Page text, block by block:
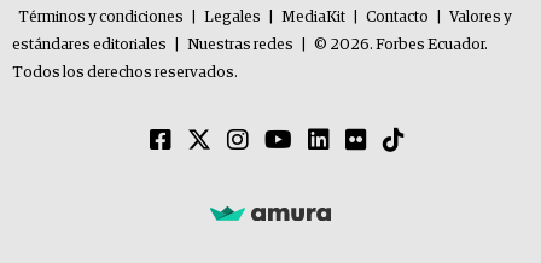
Términos y condiciones Legales MediaKit Contacto
Valores y
estándares editoriales
Nuestras redes
© 2026. Forbes Ecuador.
Todos los derechos reservados.